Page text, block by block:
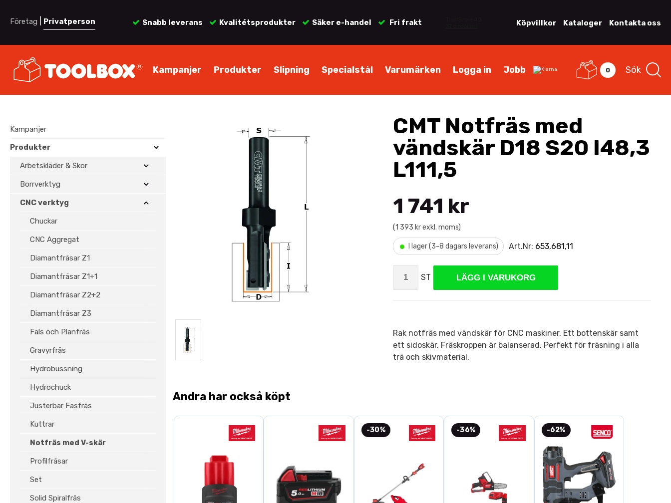
Företag Privatperson Snabb leverans Kvalitétsprodukter Säker e-handel Fri frakt Köpvillkor Kataloger Kontakta oss
Kampanjer Produkter Slipning Specialstål Varumärken Logga in Jobb 0 Sök
Kampanjer
Produkter
Arbetskläder & Skor
Borrverktyg
CNC verktyg
Chuckar
CNC Aggregat
Diamantfräsar Z1
Diamantfräsar Z1+1
Diamantfräsar Z2+2
Diamantfräsar Z3
Fals och Planfräs
Gravyrfräs
Hydrobussning
Hydrochuck
Justerbar Fasfräs
Kuttrar
Notfräs med V-skär
Profilfräsar
Set
Solid Spiralfräs
CMT Notfräs med
vändskär D18 S20 I48,3
L111,5
1 741 kr
(1 393 kr exkl. moms)
• I lager (3-8 dagars leverans) Art.Nr: 653,681,11
ST LÄGG I VARUKORG
Rak notfräs med vändskär för CNC maskiner. Ett bottenskär samt
ett sidoskär. Fräskroppen är balanserad. Perfekt för fräsning i alla
trä och skivmaterial.
Andra har också köpt
-30% -36% -62%